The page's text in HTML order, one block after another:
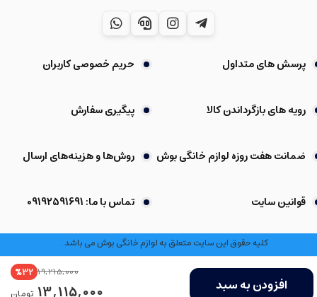
افزودن به سبد
19,215,000
%32
تومان
پرسش های متداول حریم خصوصی کاربران
رویه های بازگرداندن کالا پیگیری سفارش
ضمانت هفت روزه لوازم خانگی بوش روش‌ها و هزینه‌های ارسال
قوانین سایت تماس با ما: 09192591691
کلیه حقوق این سایت متعلق به لوازم خانگی بوش می باشد .